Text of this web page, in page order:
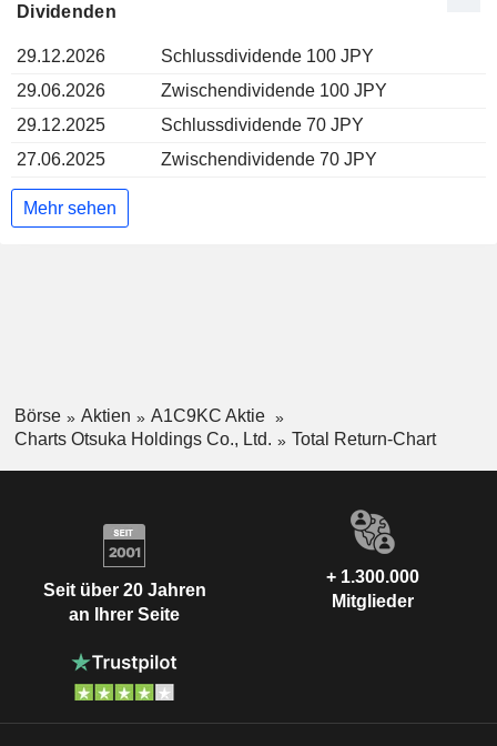
Dividenden
29.12.2026
Schlussdividende 100 JPY
29.06.2026
Zwischendividende 100 JPY
29.12.2025
Schlussdividende 70 JPY
27.06.2025
Zwischendividende 70 JPY
Mehr sehen
Börse Aktien
A1C9KC Aktie
Charts Otsuka Holdings Co., Ltd.
Total Return-Chart
Seit über 20 Jahren
an Ihrer Seite
+ 1.300.000
Mitglieder